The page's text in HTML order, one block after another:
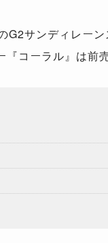
サンディレーン
コーラル』は前